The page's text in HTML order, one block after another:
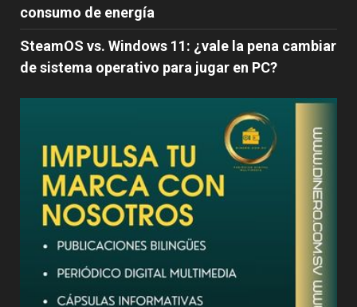
consumo de energía
SteamOS vs. Windows 11: ¿vale la pena cambiar
de sistema operativo para jugar en PC?